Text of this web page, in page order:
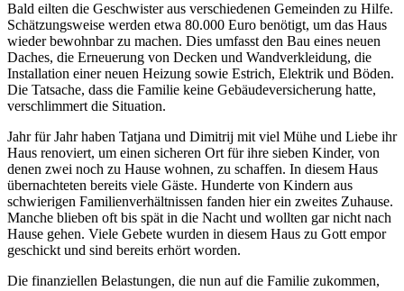
Bald eilten die Geschwister aus verschiedenen Gemeinden zu Hilfe.
Schätzungsweise werden etwa 80.000 Euro benötigt, um das Haus
wieder bewohnbar zu machen. Dies umfasst den Bau eines neuen
Daches, die Erneuerung von Decken und Wandverkleidung, die
Installation einer neuen Heizung sowie Estrich, Elektrik und Böden.
Die Tatsache, dass die Familie keine Gebäudeversicherung hatte,
verschlimmert die Situation.
Jahr für Jahr haben Tatjana und Dimitrij mit viel Mühe und Liebe ihr
Haus renoviert, um einen sicheren Ort für ihre sieben Kinder, von
denen zwei noch zu Hause wohnen, zu schaffen. In diesem Haus
übernachteten bereits viele Gäste. Hunderte von Kindern aus
schwierigen Familienverhältnissen fanden hier ein zweites Zuhause.
Manche blieben oft bis spät in die Nacht und wollten gar nicht nach
Hause gehen. Viele Gebete wurden in diesem Haus zu Gott empor
geschickt und sind bereits erhört worden.
Die finanziellen Belastungen, die nun auf die Familie zukommen,